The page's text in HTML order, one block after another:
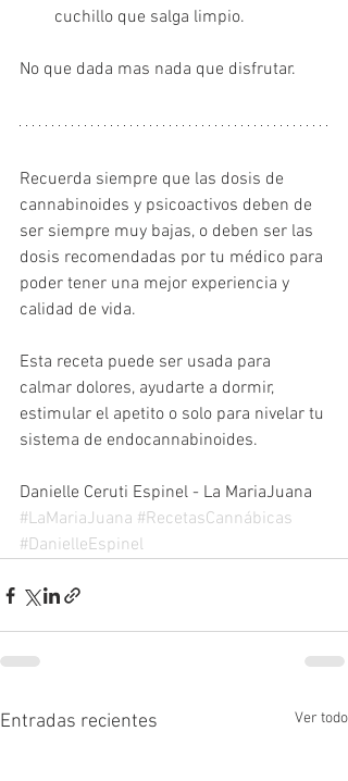
cuchillo que salga limpio.
No que dada mas nada que disfrutar.
Recuerda siempre que las dosis de
cannabinoides y psicoactivos deben de
ser siempre muy bajas, o deben ser las
dosis recomendadas por tu médico para
poder tener una mejor experiencia y
calidad de vida.
Esta receta puede ser usada para
calmar dolores, ayudarte a dormir,
estimular el apetito o solo para nivelar tu
sistema de endocannabinoides.
Danielle Ceruti Espinel - La MariaJuana
#LaMariaJuana #RecetasCannábicas
#DanielleEspinel
Entradas recientes Ver todo